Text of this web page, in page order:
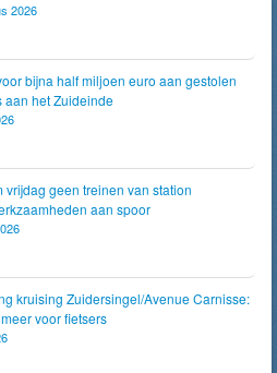
2026
bijna half miljoen euro aan gestolen
aan het Zuideinde
vrijdag geen treinen van station
aan spoor
kruising Zuidersingel/Avenue Carnisse:
voor fietsers